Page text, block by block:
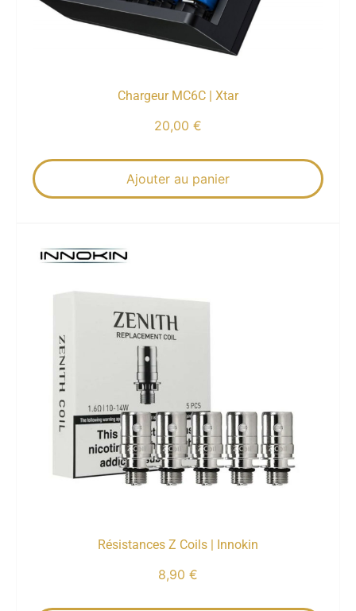
Chargeur MC6C | Xtar
20,00 €
Ajouter au panier
Résistances Z Coils | Innokin
8,90 €